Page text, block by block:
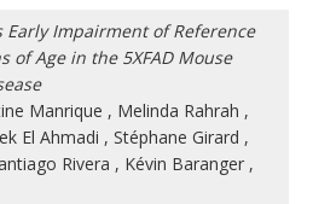
Early Impairment of Reference
of Age in the 5XFAD Mouse
Manrique , Melinda Rahrah ,
El Ahmadi , Stéphane Girard ,
Rivera , Kévin Baranger ,